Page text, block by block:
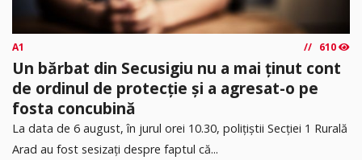
A1 610
Un bărbat din Secusigiu nu a mai ținut cont
de ordinul de protecție și a agresat-o pe
fosta concubină
​La data de 6 august, în jurul orei 10.30, polițiștii Secției 1 Rurală
Arad au fost sesizați despre faptul că...